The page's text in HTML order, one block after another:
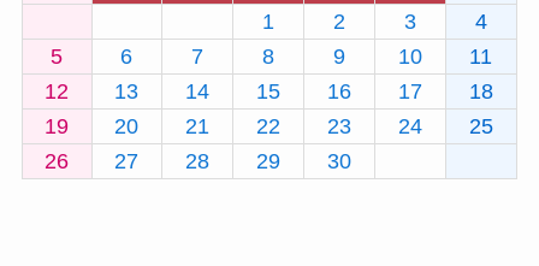
1
2 3
4
5
6 7 8 9 10
11
12
13 14 15 16 17
18
19
20 21 22 23 24
25
26
27 28 29 30